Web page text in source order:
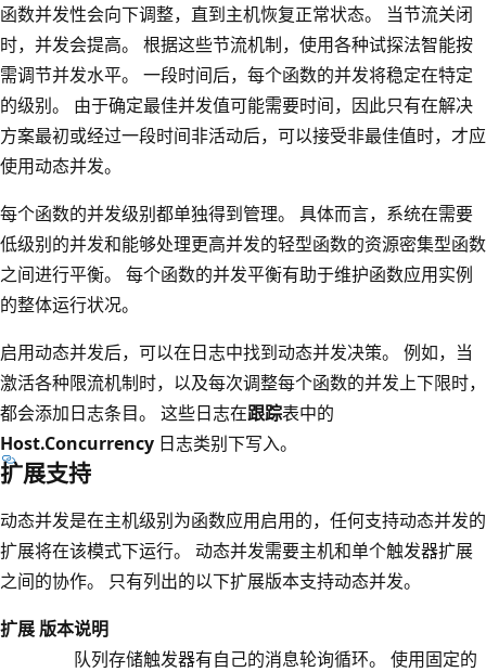
函数并发性会向下调整，直到主机恢复正常状态。 当节流关闭
时，并发会提高。 根据这些节流机制，使用各种试探法智能按
需调节并发水平。 一段时间后，每个函数的并发将稳定在特定
的级别。 由于确定最佳并发值可能需要时间，因此只有在解决
方案最初或经过一段时间非活动后，可以接受非最佳值时，才应
使用动态并发。
每个函数的并发级别都单独得到管理。 具体而言，系统在需要
低级别的并发和能够处理更高并发的轻型函数的资源密集型函数
之间进行平衡。 每个函数的并发平衡有助于维护函数应用实例
的整体运行状况。
启用动态并发后，可以在日志中找到动态并发决策。 例如，当
激活各种限流机制时，以及每次调整每个函数的并发上下限时，
都会添加日志条目。 这些日志在跟踪表中的
Host.Concurrency 日志类别下写入。
扩展支持
动态并发是在主机级别为函数应用启用的，任何支持动态并发的
扩展将在该模式下运行。 动态并发需要主机和单个触发器扩展
之间的协作。 只有列出的以下扩展版本支持动态并发。
扩展版本说明
队列存储触发器有自己的消息轮询循环。 使用固定的